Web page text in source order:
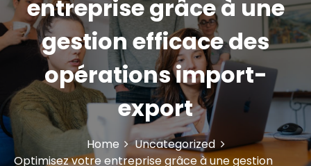
t
entreprise grâce à une
gestion efficace des
opérations import-
export
Home
Uncategorized
Optimisez votre entreprise grâce à une gestion